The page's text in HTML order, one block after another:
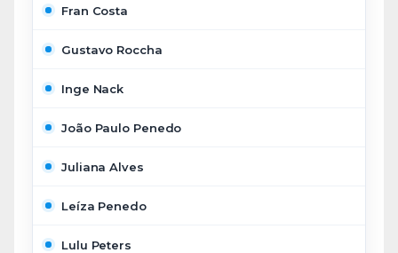
Fran Costa
Gustavo Roccha
Inge Nack
João Paulo Penedo
Juliana Alves
Leíza Penedo
Lulu Peters